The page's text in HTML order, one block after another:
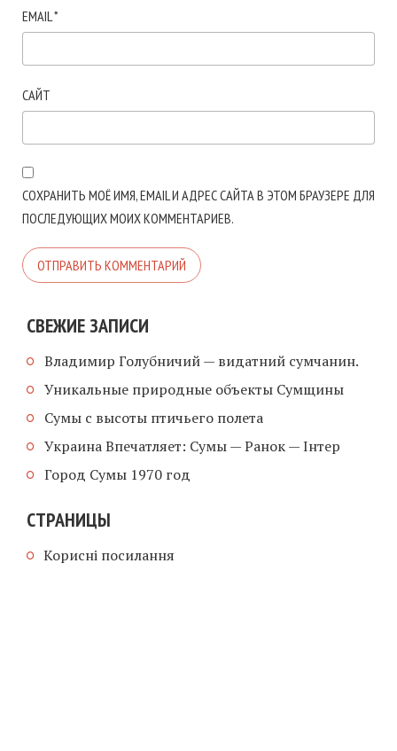
EMAIL*
САЙТ
СОХРАНИТЬ МОЁ ИМЯ, EMAIL И АДРЕС САЙТА В ЭТОМ БРАУЗЕРЕ ДЛЯ
ПОСЛЕДУЮЩИХ МОИХ КОММЕНТАРИЕВ.
СВЕЖИЕ ЗАПИСИ
Владимир Голубничий — видатний сумчанин.
Уникальные природные объекты Сумщины
Сумы с высоты птичьего полета
Украина Впечатляет: Сумы — Ранок — Інтер
Город Сумы 1970 год
СТРАНИЦЫ
Корисні посилання